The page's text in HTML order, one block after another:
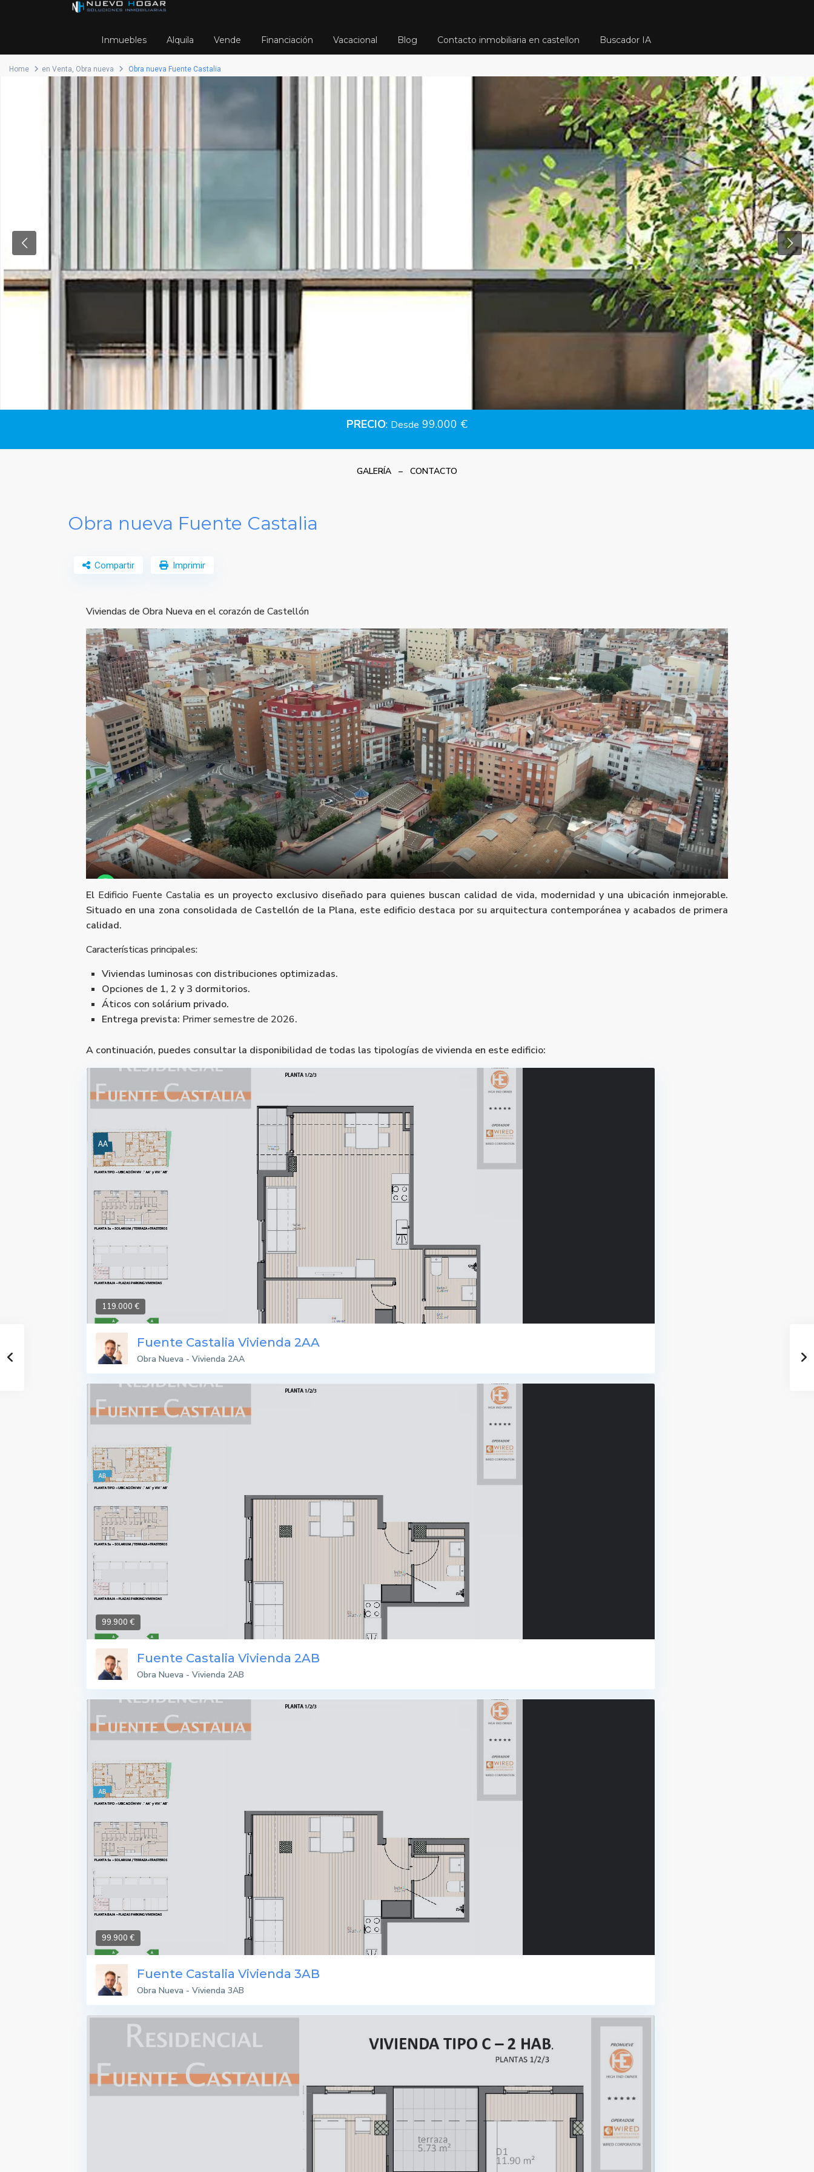
Inmuebles Alquila Vende Financiación Vacacional Blog Contacto inmobiliaria en castellon Buscador IA
Home en Venta, Obra nueva Obra nueva Fuente Castalia
PRECIO: Desde 99.000 €
GALERÍA – CONTACTO
Obra nueva Fuente Castalia
Compartir Imprimir
Viviendas de Obra Nueva en el corazón de Castellón
El Edificio Fuente Castalia es un proyecto exclusivo diseñado para quienes buscan calidad de vida, modernidad y una ubicación inmejorable.
Situado en una zona consolidada de Castellón de la Plana, este edificio destaca por su arquitectura contemporánea y acabados de primera
calidad.
Características principales:
Viviendas luminosas con distribuciones optimizadas.
Opciones de 1, 2 y 3 dormitorios.
Áticos con solárium privado.
Entrega prevista: Primer semestre de 2026.
A continuación, puedes consultar la disponibilidad de todas las tipologías de vivienda en este edificio:
119.000 €
Fuente Castalia Vivienda 2AA
Obra Nueva - Vivienda 2AA
99.900 €
Fuente Castalia Vivienda 2AB
Obra Nueva - Vivienda 2AB
99.900 €
Fuente Castalia Vivienda 3AB
Obra Nueva - Vivienda 3AB